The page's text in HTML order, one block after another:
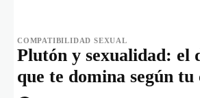
COMPATIBILIDAD SEXUAL
Plutón y sexualidad: el
que te domina según